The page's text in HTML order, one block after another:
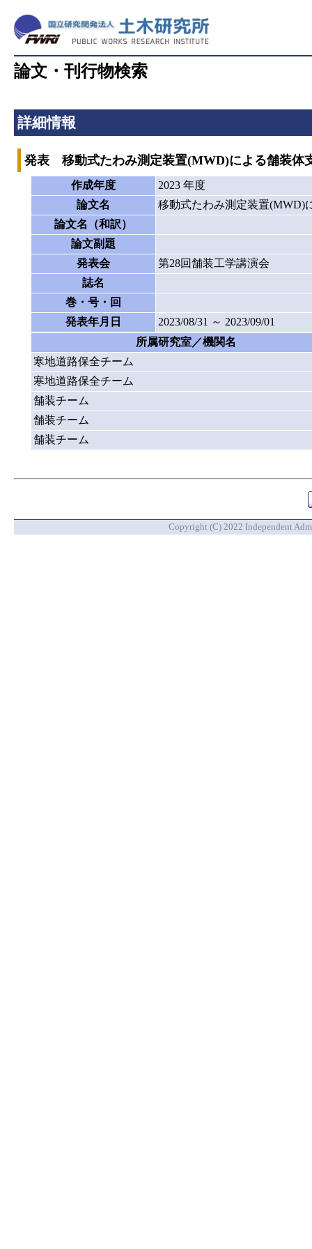
論文・刊行物検索
詳細情報
発表 移動式たわみ測定装置(MWD)による舗装体
作成年度
2023 年度
論文名
移動式たわみ測定装置(MWD)
論文名（和訳）
論文副題
発表会
第28回舗装工学講演会
誌名
巻・号・回
発表年月日
2023/08/31 ～ 2023/09/01
所属研究室／機関名
寒地道路保全チーム
寒地道路保全チーム
舗装チーム
舗装チーム
舗装チーム
Copyright (C) 2022 Independent